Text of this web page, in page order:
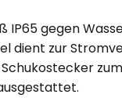
IP65 gegen
dient zur
Schukostecker